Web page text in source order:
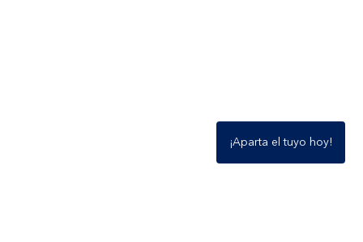
¡Aparta el tuyo hoy!